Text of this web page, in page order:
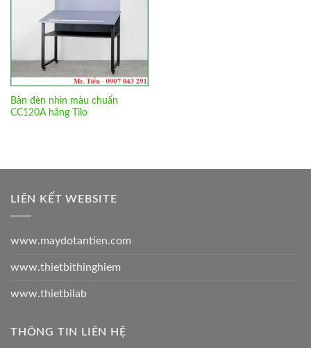
Bàn đèn nhìn màu chuẩn
CC120A hãng Tilo
LIÊN KẾT WEBSITE
www.maydotantien.com
www.thietbithinghiem
www.thietbilab
THÔNG TIN LIÊN HỆ